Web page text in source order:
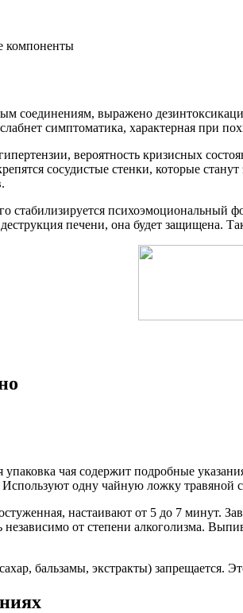
компоненты
соединениям, выражено
симптоматика, характерная при
вероятность кризисных
сосудистые стенки, которые
психоэмоциональный
печени, она будет защищена.
чая содержит подробные
одну чайную ложку травяной
настаивают от 5 до 7
от степени алкоголизма.
бальзамы, экстракты) запрещается.